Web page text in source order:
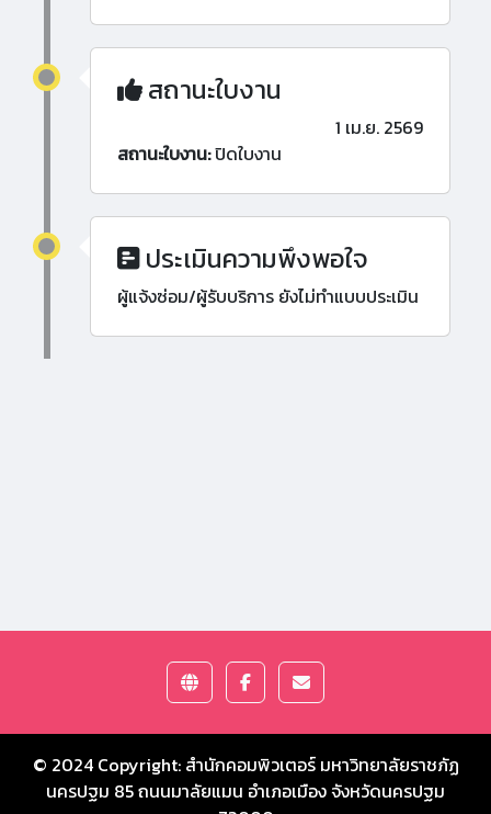
สถานะใบงาน
1 เม.ย. 2569
สถานะใบงาน:ปิดใบงาน
ประเมินความพึงพอใจ
ผู้แจ้งซ่อม/ผู้รับบริการ ยังไม่ทำแบบประเมิน
© 2024 Copyright: สำนักคอมพิวเตอร์ มหาวิทยาลัยราชภัฏ
นครปฐม 85 ถนนมาลัยแมน อำเภอเมือง จังหวัดนครปฐม